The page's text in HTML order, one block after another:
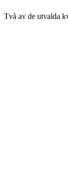
Två av de utvalda